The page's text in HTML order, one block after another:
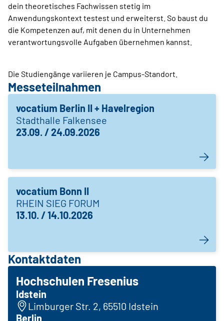
dein theoretisches Fachwissen stetig im
Anwendungskontext testest und erweiterst. So baust du
die Kompetenzen auf, mit denen du in Unternehmen
verantwortungsvolle Aufgaben übernehmen kannst.
Die Studiengänge variieren je Campus-Standort.
Messeteilnahmen
vocatium Berlin II + Havelregion
Stadthalle Falkensee
23.09. / 24.09.2026
vocatium Bonn II
RHEIN SIEG FORUM
13.10. / 14.10.2026
Kontaktdaten
Hochschulen Fresenius
Idstein
Limburger Str. 2, 65510 Idstein
Berlin